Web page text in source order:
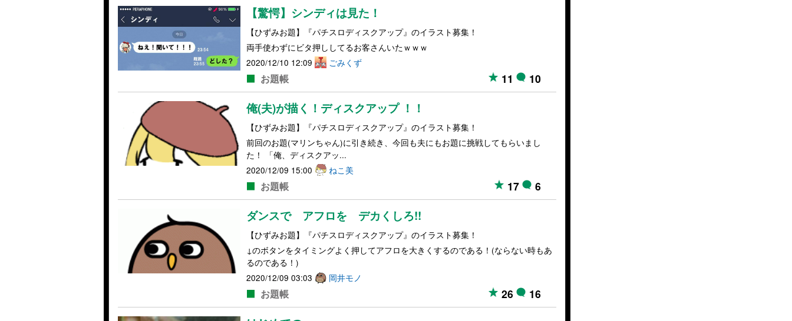
【驚愕】シンディは見た！
【ひずみお題】『パチスロディスクアップ』のイラスト募集！
両手使わずにビタ押ししてるお客さんいたｗｗｗ
2020/12/10 12:09
ごみくず
お題帳 11 10
俺(夫)が描く！ディスクアップ ！！
【ひずみお題】『パチスロディスクアップ』のイラスト募集！
前回のお題(マリンちゃん)に引き続き、今回も夫にもお題に挑戦してもらいまし
た！ 「俺、ディスクアッ...
2020/12/09 15:00
ねこ美
お題帳 17 6
ダンスで アフロを デカくしろ!!
【ひずみお題】『パチスロディスクアップ』のイラスト募集！
↓のボタンをタイミングよく押してアフロを大きくするのである！(ならない時もあ
るのである！)
2020/12/09 03:03
岡井モノ
お題帳 26 16